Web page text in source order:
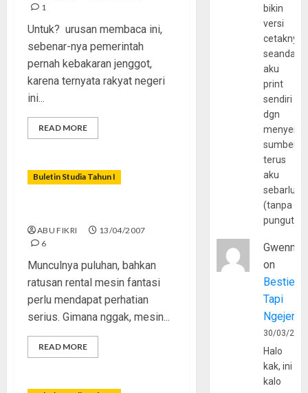
1
Untuk? urusan membaca ini,
sebenar-nya pemerintah
pernah kebakaran jenggot,
karena ternyata rakyat negeri
ini...
READ MORE
Buletin Studia Tahun I
ABU FIKRI
13/04/2007
6
Munculnya puluhan, bahkan
ratusan rental mesin fantasi
perlu mendapat perhatian
serius. Gimana nggak, mesin...
READ MORE
bikin
versi
cetaknya
aku
print
sendiri
dgn
sumber
terus
aku
(tanpa
Gwenny
on
Bestie
Tapi
30/03/
Halo
kak, ini
kalo